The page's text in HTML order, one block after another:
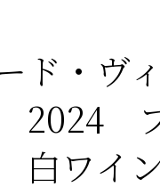
ド・ヴ
ブ
ワイン